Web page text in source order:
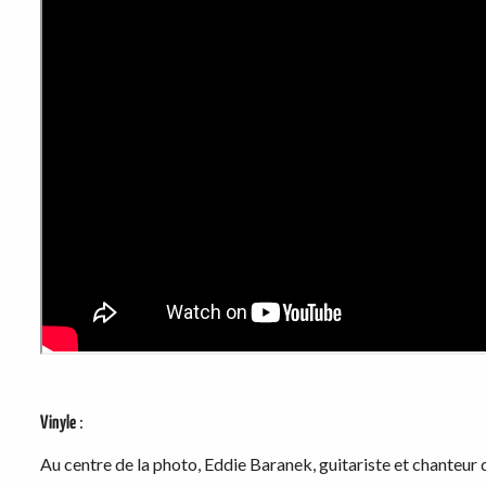
Vinyle :
Au centre de la photo, Eddie Baranek, guitariste et chanteur